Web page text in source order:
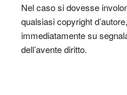
Nel caso si dovesse
qualsiasi copyright
immediatamente su
dell’avente diritto.